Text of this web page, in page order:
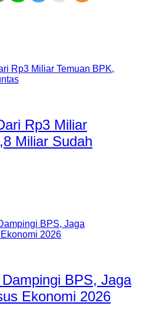
Rp3 Miliar
Miliar Sudah
BPS, Jaga
Ekonomi 2026